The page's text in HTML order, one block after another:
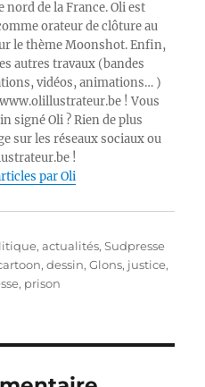
nord de la France. Oli est
orateur de clôture au
le thème Moonshot. Enfin,
autres travaux (bandes
vidéos, animations… )
! Vous
signé Oli ? Rien de plus
sur les réseaux sociaux ou
!
par Oli
actualités,Sudpresse
,dessin,Glons, justice,
, prison